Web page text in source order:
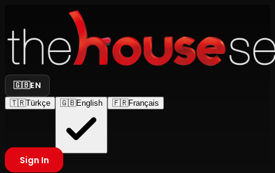
🇬🇧EN
🇹🇷Türkçe 🇬🇧English 🇫🇷Français
Sign In